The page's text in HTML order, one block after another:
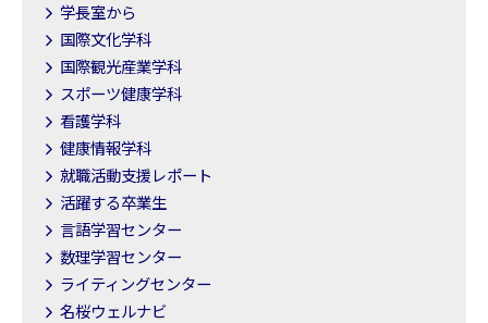
学長室から
国際文化学科
国際観光産業学科
スポーツ健康学科
看護学科
健康情報学科
就職活動支援レポート
活躍する卒業生
言語学習センター
数理学習センター
ライティングセンター
名桜ウェルナビ